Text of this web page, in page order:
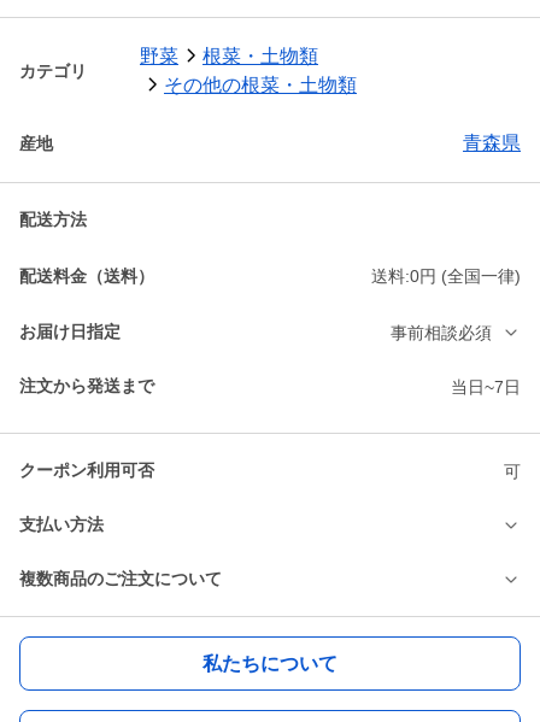
カテゴリ
野菜
根菜・土物類
その他の根菜・土物類
産地 青森県
配送方法
配送料金（送料） 送料:0円 (全国一律)
お届け日指定 事前相談必須
注文から発送まで 当日~7日
クーポン利用可否 可
支払い方法
複数商品のご注文について
私たちについて